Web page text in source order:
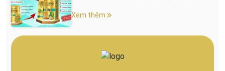
Xem thêm